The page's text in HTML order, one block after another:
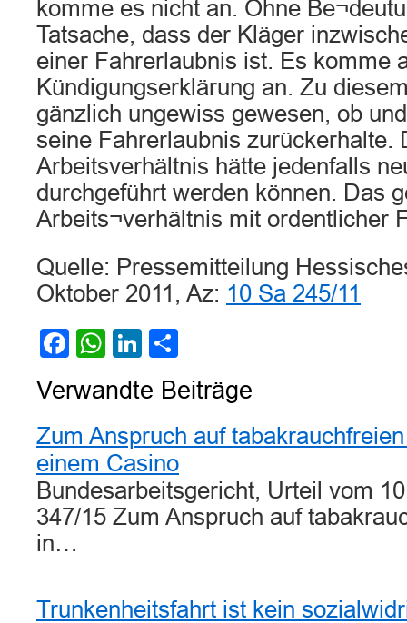
komme es nicht an. Ohne
Tatsache, dass der Kläger
einer Fahrerlaubnis ist. Es komme
Kündigungserklärung an. Zu
gänzlich ungewiss gewesen, ob
seine Fahrerlaubnis zurückerhalte.
Arbeitsverhältnis hätte jedenfalls
durchgeführt werden können. Das
Arbeits¬verhältnis mit ordentlicher
Quelle: Pressemitteilung
Oktober 2011, Az: 10 Sa 245/11
Facebook
WhatsApp
LinkedIn
Verwandte Beiträge
Zum Anspruch auf
einem Casino
Bundesarbeitsgericht, Urteil vom
347/15 Zum Anspruch auf
in…
Trunkenheitsfahrt ist kein